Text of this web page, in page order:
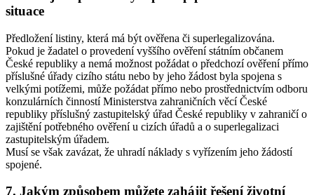
situace
Předložení listiny, která má být ověřena či superlegalizována.
Pokud je žadatel o provedení vyššího ověření státním občanem
České republiky a nemá možnost požádat o předchozí ověření přímo
příslušné úřady cizího státu nebo by jeho žádost byla spojena s
velkými potížemi, může požádat přímo nebo prostřednictvím odboru
konzulárních činností Ministerstva zahraničních věcí České
republiky příslušný zastupitelský úřad České republiky v zahraničí o
zajištění potřebného ověření u cizích úřadů a o superlegalizaci
zastupitelským úřadem.
Musí se však zavázat, že uhradí náklady s vyřízením jeho žádostí
spojené.
7. Jakým způsobem můžete zahájit řešení životní